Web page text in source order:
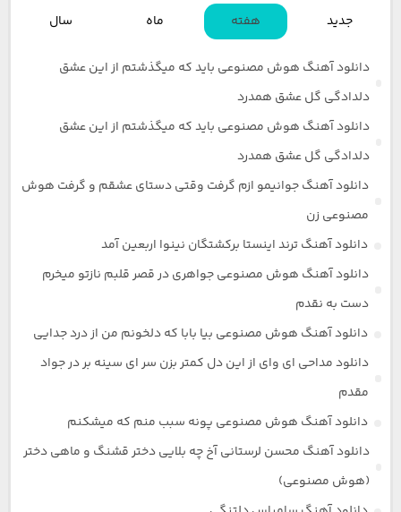
جدید هفته ماه سال
دانلود آهنگ هوش مصنوعی باید که میگذشتم از این عشق
دلدادگی گل عشق همدرد
دانلود آهنگ هوش مصنوعی باید که میگذشتم از این عشق
دلدادگی گل عشق همدرد
دانلود آهنگ جوانیمو ازم گرفت وقتی دستای عشقم و گرفت هوش
مصنوعی زن
دانلود آهنگ ترند اینستا برکشتگان نینوا اربعین آمد
دانلود آهنگ هوش مصنوعی جواهری در قصر قلبم نازتو میخرم
دست به نقدم
دانلود آهنگ هوش مصنوعی بیا بابا که دلخونم من از درد جدایی
دانلود مداحی ای وای از این دل کمتر بزن سر ای سینه بر در جواد
مقدم
دانلود آهنگ هوش مصنوعی پونه سبب منم که میشکنم
دانلود آهنگ محسن لرستانی آخ چه بلایی دختر قشنگ و ماهی دختر
(هوش مصنوعی)